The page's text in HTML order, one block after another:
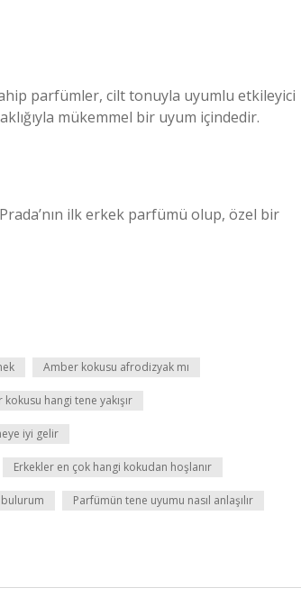
parfümler, cilt tonuyla uyumlu etkileyici
mükemmel bir uyum içindedir.
ilk erkek parfümü olup, özel bir
Amber kokusu afrodizyak mı
hangi tene yakışır
iyi gelir
Erkekler en çok hangi kokudan hoşlanır
bulurum Parfümün tene uyumu nasıl anlaşılır